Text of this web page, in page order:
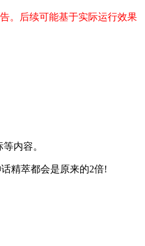
。后续可能基于实际运行效果
内容。
精萃都会是原来的2倍!